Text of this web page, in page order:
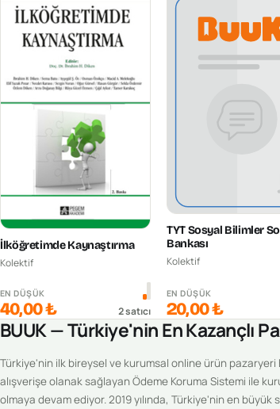
İlköğretimde Kaynaştırma
Kolektif
EN DÜŞÜK
40,00 ₺ 2satıcı
TYT Sosyal Bilimler
Bankası
Kolektif
EN DÜŞÜK
20,00 ₺
BUUK — Türkiye'nin En Kazançlı
Türkiye'nin ilk bireysel ve kurumsal online ürün pazaryeri
alışverişe olanak sağlayan Ödeme Koruma Sistemi ile
olmaya devam ediyor. 2019 yılında, Türkiye'nin en büyük